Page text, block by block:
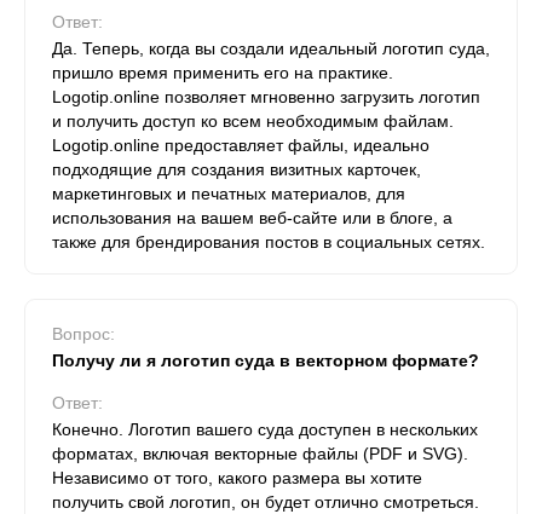
Ответ:
Да. Теперь, когда вы создали идеальный логотип суда,
пришло время применить его на практике.
Logotip.online позволяет мгновенно загрузить логотип
и получить доступ ко всем необходимым файлам.
Logotip.online предоставляет файлы, идеально
подходящие для создания визитных карточек,
маркетинговых и печатных материалов, для
использования на вашем веб-сайте или в блоге, а
также для брендирования постов в социальных сетях.
Вопрос:
Получу ли я логотип суда в векторном формате?
Ответ:
Конечно. Логотип вашего суда доступен в нескольких
форматах, включая векторные файлы (PDF и SVG).
Независимо от того, какого размера вы хотите
получить свой логотип, он будет отлично смотреться.